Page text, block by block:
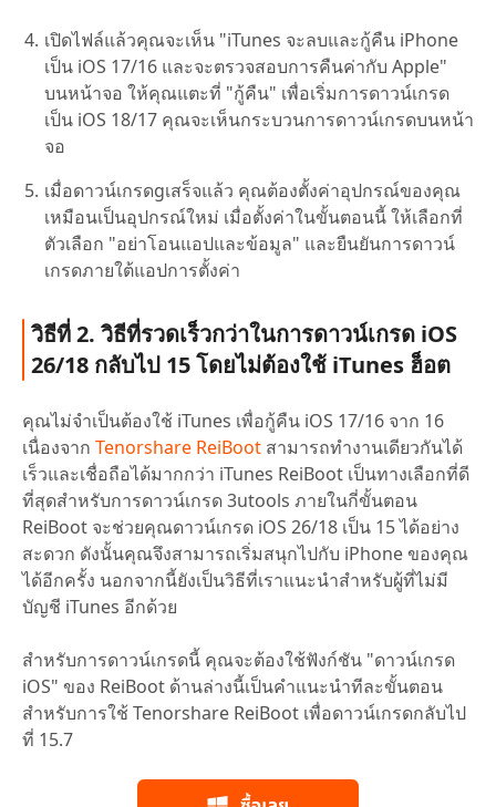
เปิดไฟล์แล้วคุณจะเห็น "iTunes จะลบและกู้คืน iPhone
เป็น iOS 17/16 และจะตรวจสอบการคืนค่ากับ Apple"
บนหน้าจอ ให้คุณแตะที่ "กู้คืน" เพื่อเริ่มการดาวน์เกรด
เป็น iOS 18/17 คุณจะเห็นกระบวนการดาวน์เกรดบนหน้า
จอ
เมื่อดาวน์เกรดgเสร็จแล้ว คุณต้องตั้งค่าอุปกรณ์ของคุณ
เหมือนเป็นอุปกรณ์ใหม่ เมื่อตั้งค่าในขั้นตอนนี้ ให้เลือกที่
ตัวเลือก "อย่าโอนแอปและข้อมูล" และยืนยันการดาวน์
เกรดภายใต้แอปการตั้งค่า
วิธีที่ 2. วิธีที่รวดเร็วกว่าในการดาวน์เกรด iOS
26/18 กลับไป 15 โดยไม่ต้องใช้ iTunes ฮ็อต
คุณไม่จำเป็นต้องใช้ iTunes เพื่อกู้คืน iOS 17/16 จาก 16
เนื่องจาก Tenorshare ReiBoot สามารถทำงานเดียวกันได้
เร็วและเชื่อถือได้มากกว่า iTunes ReiBoot เป็นทางเลือกที่ดี
ที่สุดสำหรับการดาวน์เกรด 3utools ภายในกี่ขั้นตอน
ReiBoot จะช่วยคุณดาวน์เกรด iOS 26/18 เป็น 15 ได้อย่าง
สะดวก ดังนั้นคุณจึงสามารถเริ่มสนุกไปกับ iPhone ของคุณ
ได้อีกครั้ง นอกจากนี้ยังเป็นวิธีที่เราแนะนำสำหรับผู้ที่ไม่มี
บัญชี iTunes อีกด้วย
สำหรับการดาวน์เกรดนี้ คุณจะต้องใช้ฟังก์ชัน "ดาวน์เกรด
iOS" ของ ReiBoot ด้านล่างนี้เป็นคำแนะนำทีละขั้นตอน
สำหรับการใช้ Tenorshare ReiBoot เพื่อดาวน์เกรดกลับไป
ที่ 15.7